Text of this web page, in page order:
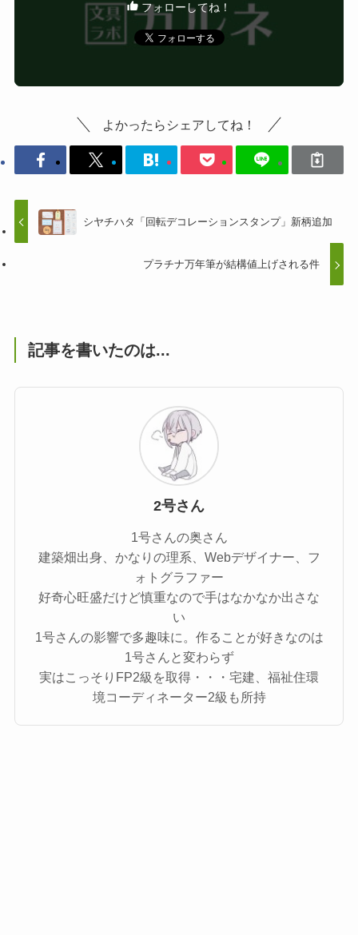
フォローしてね！
よかったらシェアしてね！
シヤチハタ「回転デコレーションスタンプ」新柄追加
プラチナ万年筆が結構値上げされる件
記事を書いたのは...
2号さん
1号さんの奥さん
建築畑出身、かなりの理系、Webデザイナー、フ
ォトグラファー
好奇心旺盛だけど慎重なので手はなかなか出さな
い
1号さんの影響で多趣味に。作ることが好きなのは
1号さんと変わらず
実はこっそりFP2級を取得・・・宅建、福祉住環
境コーディネーター2級も所持